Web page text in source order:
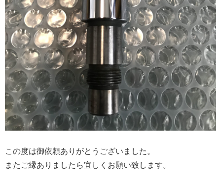
この度は御依頼ありがとうございました。
またご縁ありましたら宜しくお願い致します。